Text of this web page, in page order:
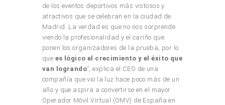
de los eventos deportivos más vistosos y
atractivos que se celebran en la ciudad de
Madrid. La verdad es que no nos sorprende
viendo la profesionalidad y el cariño que
ponen los organizadores de la prueba, por lo
que es lógico el crecimiento y el éxito que
van logrando”, explica el CEO de una
compañía que vio la luz hace poco más de un
año y que aspira a convertirse en el mayor
Operador Móvil Virtual (OMV) de España en